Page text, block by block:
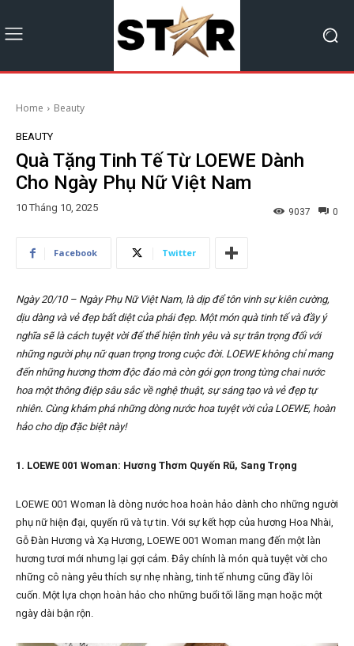
Home Beauty
BEAUTY
Quà Tặng Tinh Tế Từ LOEWE Dành
Cho Ngày Phụ Nữ Việt Nam
10 Tháng 10, 2025 0
9037
Facebook Twitter
Ngày 20/10 – Ngày Phụ Nữ Việt Nam, là dịp để tôn vinh sự kiên cường,
dịu dàng và vẻ đẹp bất diệt của phái đẹp. Một món quà tinh tế và đầy ý
nghĩa sẽ là cách tuyệt vời để thể hiện tình yêu và sự trân trọng đối với
những người phụ nữ quan trọng trong cuộc đời. LOEWE không chỉ mang
đến những hương thơm độc đáo mà còn gói gọn trong từng chai nước
hoa một thông điệp sâu sắc về nghệ thuật, sự sáng tạo và vẻ đẹp tự
nhiên. Cùng khám phá những dòng nước hoa tuyệt vời của LOEWE, hoàn
hảo cho dịp đặc biệt này!
1. LOEWE 001 Woman: Hương Thơm Quyến Rũ, Sang Trọng
LOEWE 001 Woman là dòng nước hoa hoàn hảo dành cho những người
phụ nữ hiện đại, quyến rũ và tự tin. Với sự kết hợp của hương Hoa Nhài,
Gỗ Đàn Hương và Xạ Hương, LOEWE 001 Woman mang đến một làn
hương tươi mới nhưng lại gợi cảm. Đây chính là món quà tuyệt vời cho
những cô nàng yêu thích sự nhẹ nhàng, tinh tế nhưng cũng đầy lôi
cuốn. Một lựa chọn hoàn hảo cho những buổi tối lãng mạn hoặc một
ngày dài bận rộn.